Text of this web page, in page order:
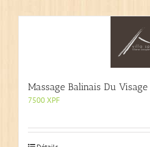
Massage Balinais Du
7500XPF